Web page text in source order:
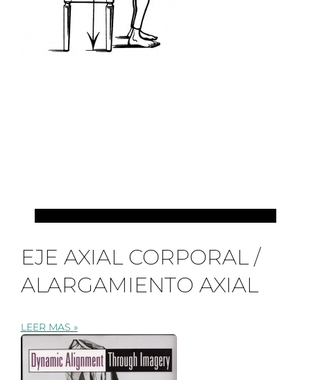
EJE AXIAL CORPORAL /
ALARGAMIENTO AXIAL
LEER MAS »